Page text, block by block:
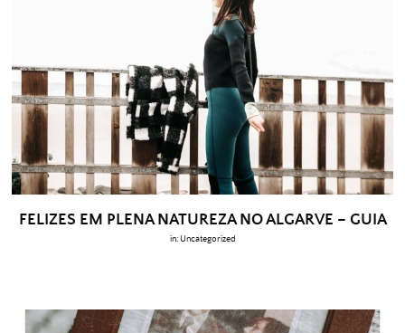
FELIZES EM PLENA NATUREZA NO ALGARVE – GUIA
in: Uncategorized